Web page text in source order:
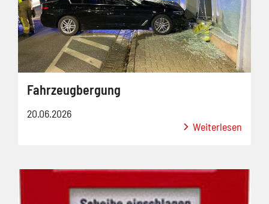
Fahrzeugbergung
20.06.2026
Weiterlesen